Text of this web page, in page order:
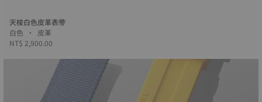
天梭白色皮革表带
白色 • 皮革
NT$ 2,900.00